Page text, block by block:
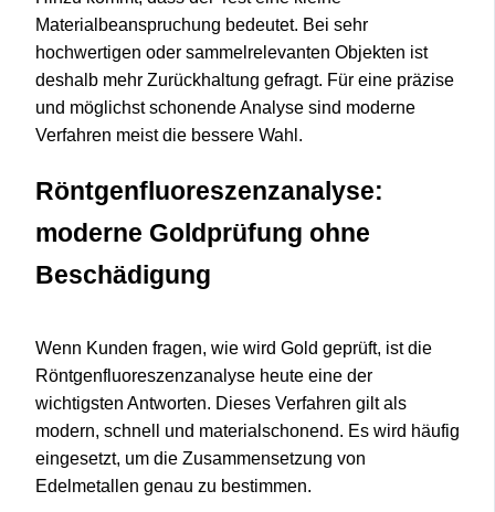
Materialbeanspruchung bedeutet. Bei sehr
hochwertigen oder sammelrelevanten Objekten ist
deshalb mehr Zurückhaltung gefragt. Für eine präzise
und möglichst schonende Analyse sind moderne
Verfahren meist die bessere Wahl.
Röntgenfluoreszenzanalyse:
moderne Goldprüfung ohne
Beschädigung
Wenn Kunden fragen, wie wird Gold geprüft, ist die
Röntgenfluoreszenzanalyse heute eine der
wichtigsten Antworten. Dieses Verfahren gilt als
modern, schnell und materialschonend. Es wird häufig
eingesetzt, um die Zusammensetzung von
Edelmetallen genau zu bestimmen.